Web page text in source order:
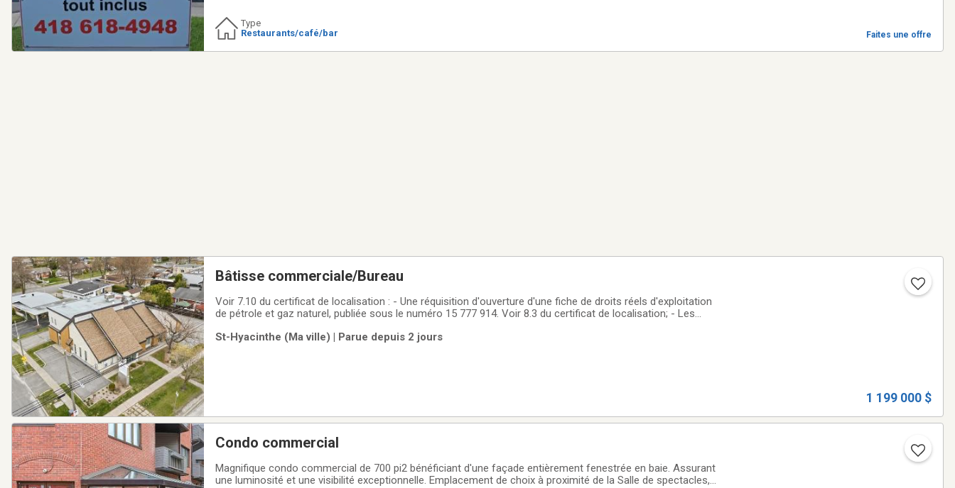
Type
Restaurants/café/bar
Faites une offre
Bâtisse commerciale/Bureau
Voir 7.10 du certificat de localisation : - Une réquisition d'ouverture d'une fiche de droits réels d'exploitation
de pétrole et gaz naturel, publiée sous le numéro 15 777 914. Voir 8.3 du certificat de localisation; - Les
la ville de
St-Hyacinthe (Ma ville) | Parue depuis 2 jours
1 199 000 $
Condo commercial
Magnifique condo commercial de 700 pi2 bénéficiant d'une façade entièrement fenestrée en baie. Assurant
une luminosité et une visibilité exceptionnelle. Emplacement de choix à proximité de la Salle de spectacles,